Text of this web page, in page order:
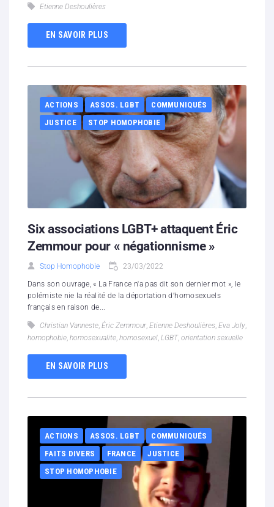
Etienne Deshoulières
EN SAVOIR PLUS
ACTIONS ASSOS. LGBT
COMMUNIQUÉS
JUSTICE
STOP HOMOPHOBIE
Six associations LGBT+ attaquent Éric
Zemmour pour « négationnisme »
Stop Homophobie 23/03/2022
Dans son ouvrage, « La France n'a pas dit son dernier mot », le
polémiste nie la réalité de la déportation d’homosexuels
français en raison de...
Christian Vanneste Éric Zemmour Etienne Deshoulières Eva Joly
homophobie homosexualite homosexuel LGBT, orientation sexuelle
EN SAVOIR PLUS
ACTIONS ASSOS. LGBT
COMMUNIQUÉS
FAITS DIVERS
FRANCE
JUSTICE
STOP HOMOPHOBIE